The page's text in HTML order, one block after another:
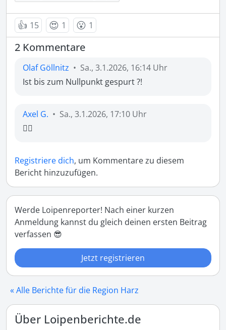
👍 15 😍 1 😮 1
2 Kommentare
Olaf Göllnitz • Sa., 3.1.2026, 16:14 Uhr
Ist bis zum Nullpunkt gespurt ?!
Axel G. • Sa., 3.1.2026, 17:10 Uhr
🤷‍♂️
Registriere dich, um Kommentare zu diesem
Bericht hinzuzufügen.
Werde Loipenreporter! Nach einer kurzen
Anmeldung kannst du gleich deinen ersten Beitrag
verfassen 😎
Jetzt registrieren
« Alle Berichte für die Region Harz
Über Loipenberichte.de